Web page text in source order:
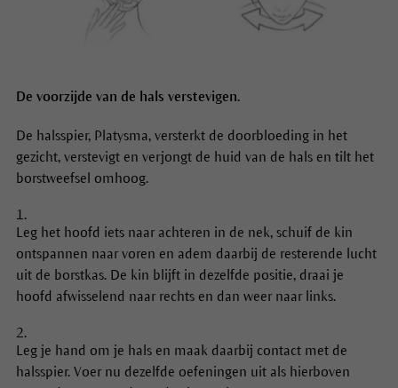
De voorzijde van de hals verstevigen.
De halsspier, Platysma, versterkt de doorbloeding in het
gezicht, verstevigt en verjongt de huid van de hals en tilt het
borstweefsel omhoog.
Leg het hoofd iets naar achteren in de nek, schuif de kin
ontspannen naar voren en adem daarbij de resterende lucht
uit de borstkas. De kin blijft in dezelfde positie, draai je
hoofd afwisselend naar rechts en dan weer naar links.
Leg je hand om je hals en maak daarbij contact met de
halsspier. Voer nu dezelfde oefeningen uit als hierboven